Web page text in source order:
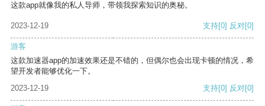
这款app就像我的私人导师，带领我探索知识的奥秘。
2023-12-19 支持[0] 反对[0]
游客
这款加速器app的加速效果还是不错的，但偶尔也会出现卡顿的情况，希
望开发者能够优化一下。
2023-12-19
支持[0] 反对[0]